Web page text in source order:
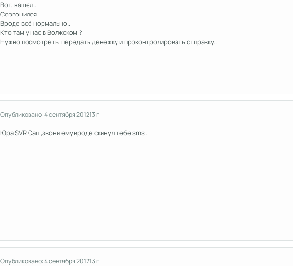
Вот, нашел..
Созвонился.
Вроде всё нормально..
Кто там у нас в Волжском ?
Нужно посмотреть, передать денежку и проконтролировать отправку..
Опубликовано:4 сентября 201213 г
Юра SVR Саш,звони ему,вроде скинул тебе sms .
Опубликовано:4 сентября 201213 г